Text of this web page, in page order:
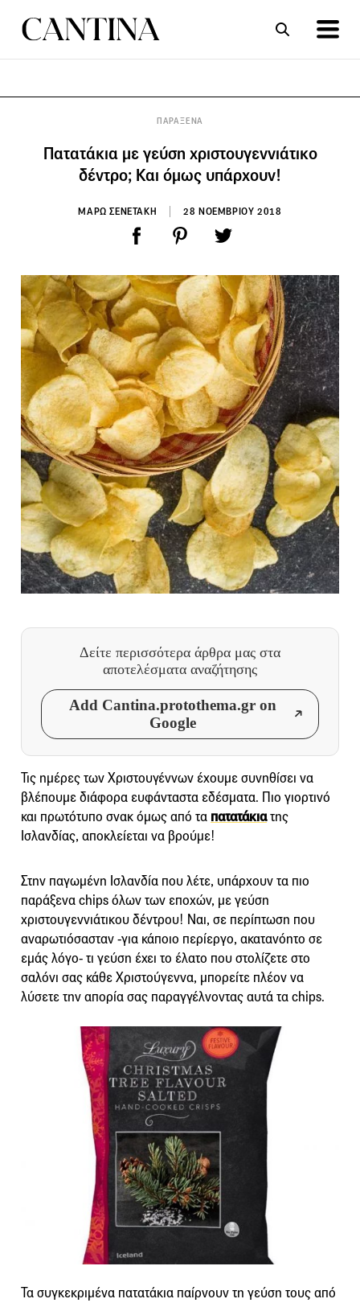
ΠΑΡΑΞΕΝΑ
Πατατάκια με γεύση χριστουγεννιάτικο
δέντρο; Και όμως υπάρχουν!
ΜΑΡΩ ΣΕΝΕΤΑΚΗ 28 ΝΟΕΜΒΡΙΟΥ 2018
Δείτε περισσότερα άρθρα μας στα
αποτελέσματα αναζήτησης
Add Cantina.protothema.gr on
Google
Τις ημέρες των Χριστουγέννων έχουμε συνηθίσει να
βλέπουμε διάφορα ευφάνταστα εδέσματα. Πιο γιορτινό
και πρωτότυπο σνακ όμως από τα πατατάκιατης
Ισλανδίας, αποκλείεται να βρούμε!
Στην παγωμένη Ισλανδία που λέτε, υπάρχουν τα πιο
παράξενα chips όλων των εποχών, με γεύση
χριστουγεννιάτικου δέντρου! Ναι, σε περίπτωση που
αναρωτιόσασταν -για κάποιο περίεργο, ακατανόητο σε
εμάς λόγο- τι γεύση έχει το έλατο που στολίζετε στο
σαλόνι σας κάθε Χριστούγεννα, μπορείτε πλέον να
λύσετε την απορία σας παραγγέλνοντας αυτά τα chips.
Τα συγκεκριμένα πατατάκια παίρνουν τη γεύση τους από